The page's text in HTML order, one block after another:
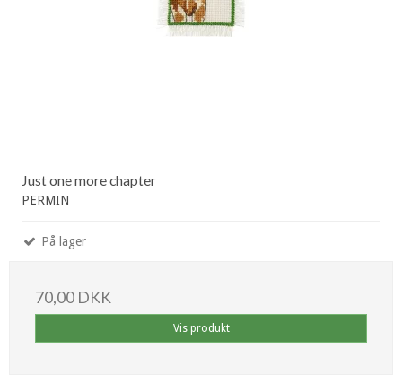
Just one more chapter
PERMIN
På lager
70,00 DKK
Vis produkt